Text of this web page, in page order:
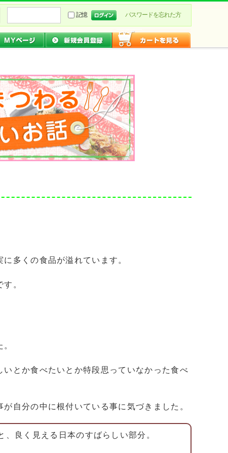
記憶 パスワードを忘れた方
多くの食品が溢れています。
。
とか食べたいとか特段思っていなかった食べ
自分の中に根付いている事に気づきました。
良く見える日本のすばらしい部分。